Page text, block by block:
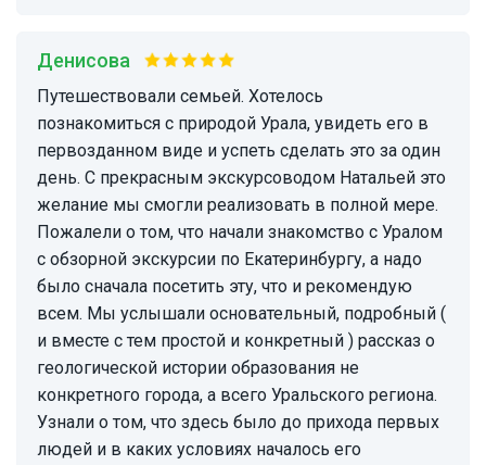
Денисова
Путешествовали семьей. Хотелось
познакомиться с природой Урала, увидеть его в
первозданном виде и успеть сделать это за один
день. С прекрасным экскурсоводом Натальей это
желание мы смогли реализовать в полной мере.
Пожалели о том, что начали знакомство с Уралом
с обзорной экскурсии по Екатеринбургу, а надо
было сначала посетить эту, что и рекомендую
всем. Мы услышали основательный, подробный (
и вместе с тем простой и конкретный ) рассказ о
геологической истории образования не
конкретного города, а всего Уральского региона.
Узнали о том, что здесь было до прихода первых
людей и в каких условиях началось его